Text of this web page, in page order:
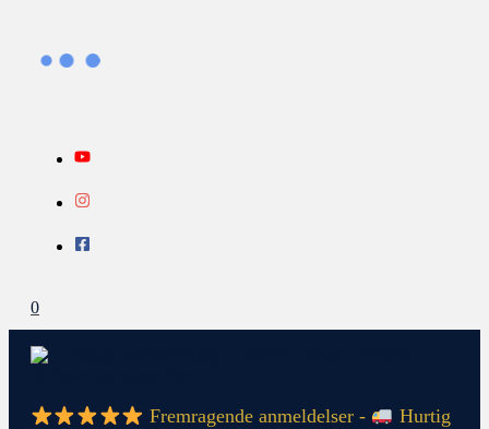
0
Fremragende anmeldelser -
Hurtig